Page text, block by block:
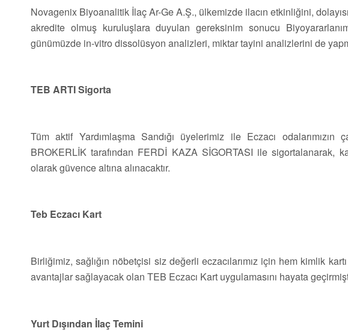
Novagenix Biyoanalitik İlaç Ar-Ge A.Ş., ülkemizde ilacın etkinliğini,
akredite olmuş kuruluşlara duyulan gereksinim sonucu
günümüzde in-vitro dissolüsyon analizleri, miktar tayini analizlerini de
TEB ARTI Sigorta
Tüm aktif Yardımlaşma Sandığı üyelerimiz ile Eczacı
BROKERLİK tarafından FERDİ KAZA SİGORTASI ile
olarak güvence altına alınacaktır.
Teb Eczacı Kart
Birliğimiz, sağlığın nöbetçisi siz değerli eczacılarımız için hem kimlik
avantajlar sağlayacak olan TEB Eczacı Kart uygulamasını hayata
Yurt Dışından İlaç Temini